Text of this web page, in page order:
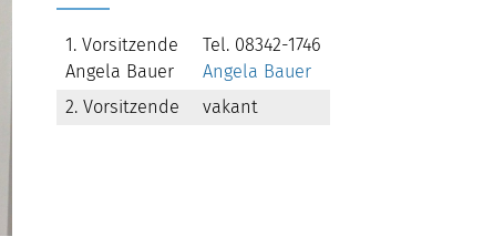
1. Vorsitzende
Angela Bauer
Tel. 08342-1746
Angela Bauer
2. Vorsitzende
vakant